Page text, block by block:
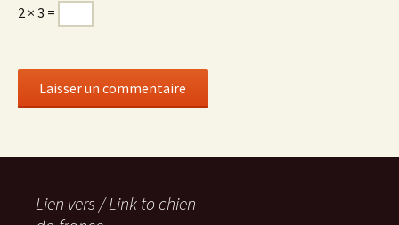
2 × 3 =
Lien vers / Link to chien-